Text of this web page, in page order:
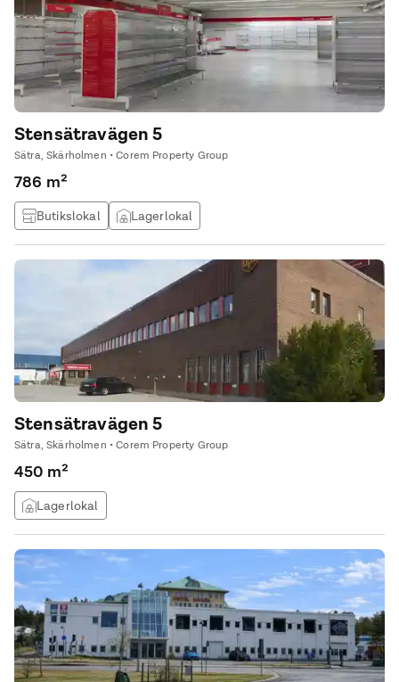
Stensätravägen 5
Sätra, Skärholmen • Corem Property Group
786 m²
Butikslokal Lagerlokal
Stensätravägen 5
Sätra, Skärholmen • Corem Property Group
450 m²
Lagerlokal